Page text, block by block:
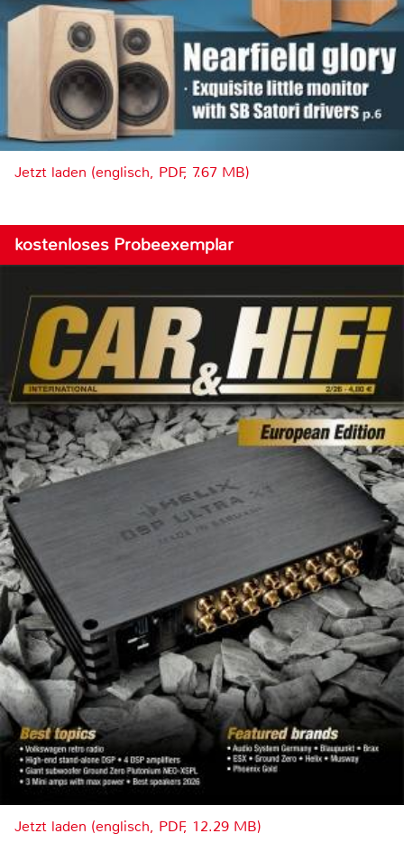
Jetzt laden (englisch, PDF, 7.67 MB)
kostenloses Probeexemplar
Jetzt laden (englisch, PDF, 12.29 MB)